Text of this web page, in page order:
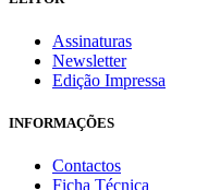
Assinaturas
Newsletter
Edição Impressa
INFORMAÇÕES
Contactos
Ficha Técnica